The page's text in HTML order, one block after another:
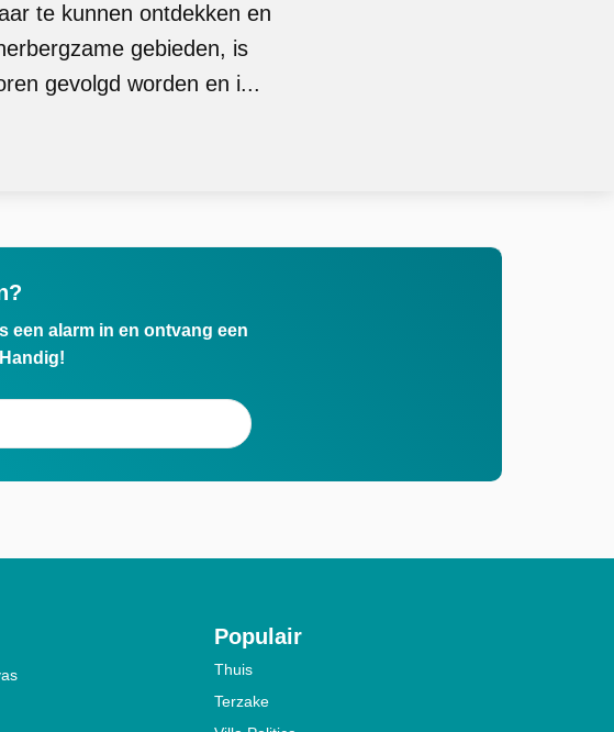
te kunnen ontdekken en
gebieden, is
gevolgd worden en i...
een alarm in en ontvang een
Populair
Thuis
Terzake